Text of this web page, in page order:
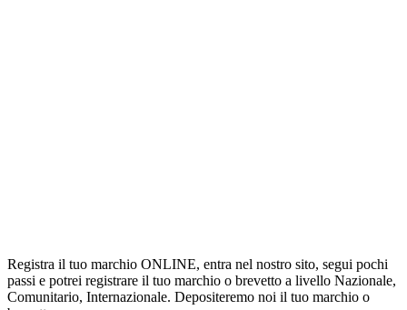
Registra il tuo marchio ONLINE, entra nel nostro sito, segui pochi
passi e potrei registrare il tuo marchio o brevetto a livello Nazionale,
Comunitario, Internazionale. Depositeremo noi il tuo marchio o